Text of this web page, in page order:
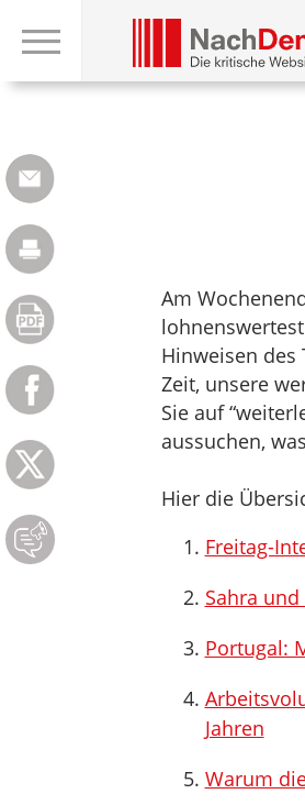
Am
Hinweisen des
Zeit, unsere
Sie auf
aussuchen,
Hier die
Freitag-
Sahra
Portugal:
Jahren
Warum